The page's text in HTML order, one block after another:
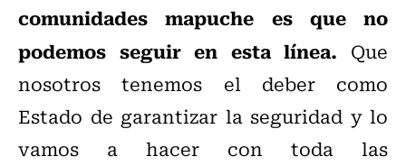
comunidades mapuche es que no
podemos seguir en esta línea. Que
nosotros tenemos el deber como
Estado de garantizar la seguridad y lo
vamos a hacer con toda las